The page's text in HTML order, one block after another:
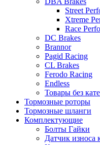
Street
Xtreme
Race
DC Brakes
Brannor
Pagid Racing
CL Brakes
Ferodo Racing
Endless
Товары без
Тормозные роторы
Тормозные шланги
Комплектующие
Болты Гайки
Датчик износа